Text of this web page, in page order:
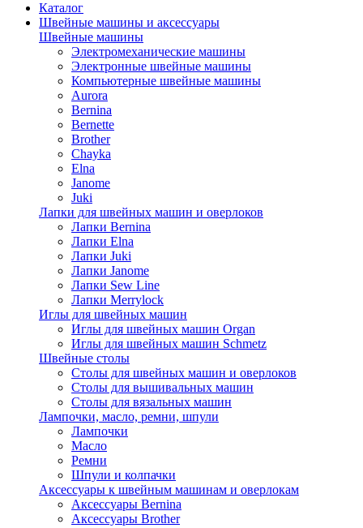
Каталог
Швейные машины и аксессуары
Швейные машины
Электромеханические машины
Электронные швейные машины
Компьютерные швейные машины
Aurora
Bernina
Bernette
Brother
Chayka
Elna
Janome
Juki
Лапки для швейных машин и оверлоков
Лапки Bernina
Лапки Elna
Лапки Juki
Лапки Janome
Лапки Sew Line
Лапки Merrylock
Иглы для швейных машин
Иглы для швейных машин Organ
Иглы для швейных машин Schmetz
Швейные столы
Столы для швейных машин и оверлоков
Столы для вышивальных машин
Столы для вязальных машин
Лампочки, масло, ремни, шпули
Лампочки
Масло
Ремни
Шпули и колпачки
Аксессуары к швейным машинам и оверлокам
Аксессуары Bernina
Аксессуары Brother